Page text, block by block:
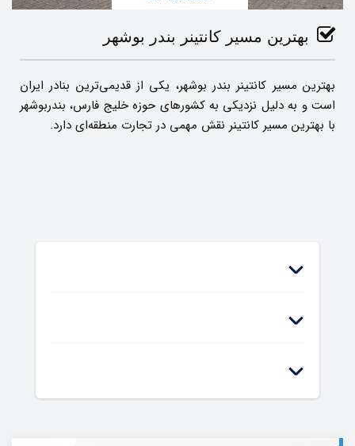
بهترین مسیر کانتینر بندر بوشهر
بهترین مسیر کانتینر بندر بوشهر، یکی از قدیمی‌ترین بنادر ایران
است و به دلیل نزدیکی به کشورهای حوزه خلیج فارس، بندربوشهر
با بهترین مسیر کانتینر نقش مهمی در تجارت منطقه‌ای دارد.